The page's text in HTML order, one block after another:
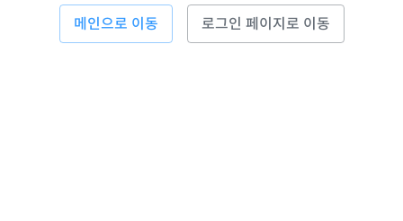
메인으로 이동 로그인 페이지로 이동